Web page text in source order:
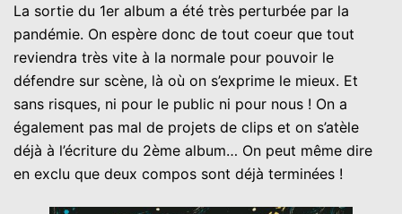
La sortie du 1er album a été très perturbée par la
pandémie. On espère donc de tout coeur que tout
reviendra très vite à la normale pour pouvoir le
défendre sur scène, là où on s’exprime le mieux. Et
sans risques, ni pour le public ni pour nous ! On a
également pas mal de projets de clips et on s’atèle
déjà à l’écriture du 2ème album… On peut même dire
en exclu que deux compos sont déjà terminées !